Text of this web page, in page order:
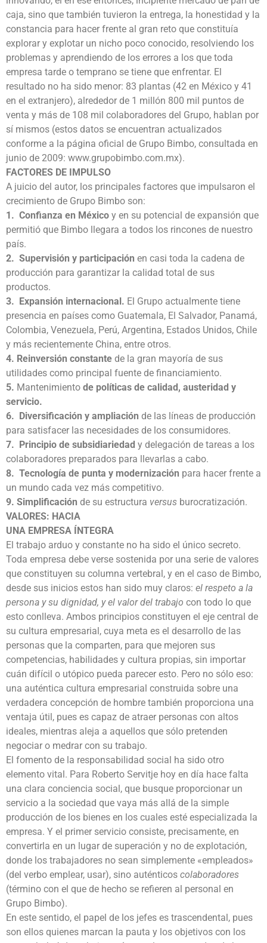
caja, sino que también tuvieron la entrega, la honestidad y la
constancia para hacer frente al gran reto que constituía
explorar y explotar un nicho poco conocido, resolviendo los
problemas y aprendiendo de los errores a los que toda
empresa tarde o temprano se tiene que enfrentar. El
resultado no ha sido menor: 83 plantas (42 en México y 41
en el extranjero), alrededor de 1 millón 800 mil puntos de
venta y más de 108 mil colaboradores del Grupo, hablan por
sí mismos (estos datos se encuentran actualizados
conforme a la página oficial de Grupo Bimbo, consultada en
junio de 2009: www.grupobimbo.com.mx).
FACTORES DE IMPULSO
A juicio del autor, los principales factores que impulsaron el
crecimiento de Grupo Bimbo son:
1. Confianza en México y en su potencial de expansión que
permitió que Bimbo llegara a todos los rincones de nuestro
país.
2. Supervisión y participación en casi toda la cadena de
producción para garantizar la calidad total de sus
productos.
3. Expansión internacional. El Grupo actualmente tiene
presencia en países como Guatemala, El Salvador, Panamá,
Colombia, Venezuela, Perú, Argentina, Estados Unidos, Chile
y más recientemente China, entre otros.
4. Reinversión constante de la gran mayoría de sus
utilidades como principal fuente de financiamiento.
5. Mantenimiento de políticas de calidad, austeridad y
servicio.
6. Diversificación y ampliación de las líneas de producción
para satisfacer las necesidades de los consumidores.
7. Principio de subsidiariedad y delegación de tareas a los
colaboradores preparados para llevarlas a cabo.
8. Tecnología de punta y modernización para hacer frente a
un mundo cada vez más competitivo.
9. Simplificación de su estructura versus burocratización.
VALORES: HACIA
UNA EMPRESA ÍNTEGRA
El trabajo arduo y constante no ha sido el único secreto.
Toda empresa debe verse sostenida por una serie de valores
que constituyen su columna vertebral, y en el caso de Bimbo,
desde sus inicios estos han sido muy claros: el respeto a la
persona y su dignidad, y el valor del trabajo con todo lo que
esto conlleva. Ambos principios constituyen el eje central de
su cultura empresarial, cuya meta es el desarrollo de las
personas que la comparten, para que mejoren sus
competencias, habilidades y cultura propias, sin importar
cuán difícil o utópico pueda parecer esto. Pero no sólo eso:
una auténtica cultura empresarial construida sobre una
verdadera concepción de hombre también proporciona una
ventaja útil, pues es capaz de atraer personas con altos
ideales, mientras aleja a aquellos que sólo pretenden
negociar o medrar con su trabajo.
El fomento de la responsabilidad social ha sido otro
elemento vital. Para Roberto Servitje hoy en día hace falta
una clara conciencia social, que busque proporcionar un
servicio a la sociedad que vaya más allá de la simple
producción de los bienes en los cuales esté especializada la
empresa. Y el primer servicio consiste, precisamente, en
convertirla en un lugar de superación y no de explotación,
donde los trabajadores no sean simplemente «empleados»
(del verbo emplear, usar), sino auténticos colaboradores
(término con el que de hecho se refieren al personal en
Grupo Bimbo).
En este sentido, el papel de los jefes es trascendental, pues
son ellos quienes marcan la pauta y los objetivos con los